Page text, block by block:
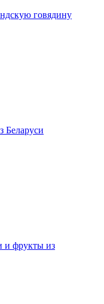
говядину
Беларуси
и фрукты из